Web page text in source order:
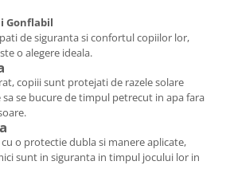
Gonflabil
de siguranta si confortul copiilor lor,
o alegere ideala.
copiii sunt protejati de razele solare
se bucure de timpul petrecut in apa fara
o protectie dubla si manere aplicate,
sunt in siguranta in timpul jocului lor in